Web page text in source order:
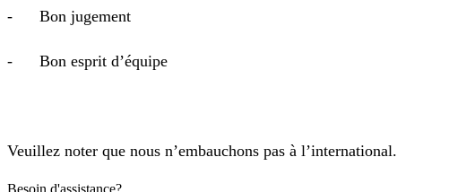
- Bon jugement
- Bon esprit d’équipe
Veuillez noter que nous n’embauchons pas à l’international.
Besoin d'assistance?